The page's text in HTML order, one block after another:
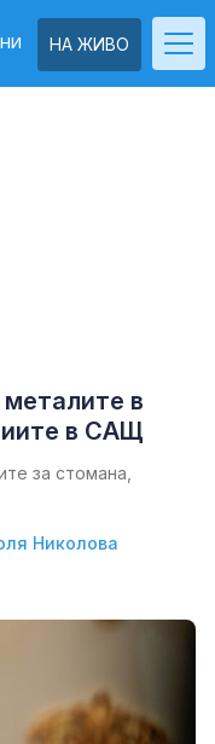
НА ЖИВО
в
в САЩ
за стомана,
Николова